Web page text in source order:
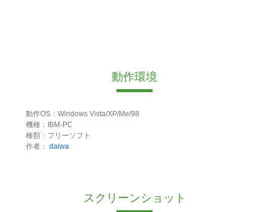
動作環境
動作OS：Windows Vista/XP/Me/98
機種：IBM-PC
種類：フリーソフト
作者： daiwa
スクリーンショット